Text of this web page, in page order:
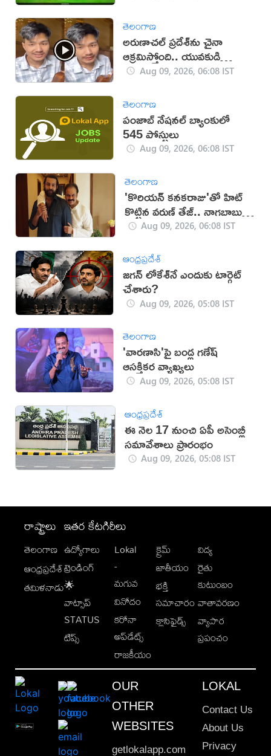
తెలంగాణ
అరుణాచల్‌ ప్రదేశ్‌ను చైనా
ఆక్రమిస్తోంది.. యువకుడి
వీడియో వైరల్
Aug 09, 2026, 06:08 IST
తెలంగాణ
పంజాబ్ నేషనల్ బ్యాంకులో
545 పోస్టులు
Aug 09, 2026, 06:08 IST
తెలంగాణ
'కొరియన్ కనకరాజు'తో హిట్
కొట్టిన వరుణ్ తేజ్.. నాగబాబు
ఎమోషనల్ పోస్ట్
Aug 09, 2026, 06:08 IST
ఆంధ్రప్రదేశ్
జగన్ లోకేశ్‌నే ఎందుకు టార్గెట్
చేశారు?
Aug 09, 2026, 05:08 IST
తెలంగాణ
'వారణాసి'పై బండ్ల గణేష్
ఆసక్తికర వ్యాఖ్యలు
Aug 09, 2026, 05:08 IST
ఆంధ్రప్రదేశ్
ఈ నెల 17 నుంచి ఏపీ అసెంబ్లీ
సమావేశాలు ప్రారంభం
Aug 09, 2026, 05:08 IST
రాష్ట్రాలు
తెలంగాణ
ఆంధ్రప్రదేశ్
తమిళనాడు
ఇతర కేటగిరీలు
ఉద్యోగాలు
ట్రెండింగ్
🌟
వాట్సాప్
STATUS
టిప్స్
Lokal
-
మగువ
వినోదం
కరోనా
అప్‌డేట్స్
రాజకీయం
క్రైమ్
జాతీయం
భక్తి
సమాచారం
క్లాసిఫైడ్స్
విద్య
రైతు
కుటుంబం
వాతావరణం
వ్యాపార
ప్రపంచం
OUR
OTHER
WEBSITES
getlokalapp.com
LOKAL
Contact Us
About Us
Privacy